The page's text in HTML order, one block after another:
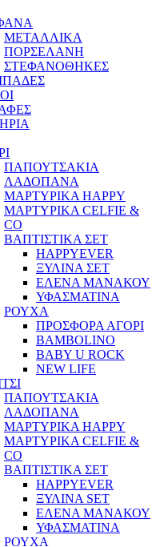
ΜΕΤΑΛΛΙΚΑ
ΠΟΡΣΕΛΑΝΗ
ΣΤΕΦΑΝΟΘΗΚΕΣ
ΠΑΠΟΥΤΣΑΚΙΑ
ΛΑΔΟΠΑΝΑ
ΜΑΡΤΥΡΙΚΑ HAPPY
ΜΑΡΤΥΡΙΚΑ CELFIE &
CO
ΒΑΠΤΙΣΤΙΚΑ ΣΕΤ
HAPPYEVER
ΞΥΛΙΝΑ ΣΕΤ
ΕΛΕΝΑ ΜΑΝΑΚΟΥ
ΥΦΑΣΜΑΤΙΝΑ
ΡΟΥΧΑ
ΠΡΟΣΦΟΡΑ ΑΓΟΡΙ
BAMBOLINO
BABY U ROCK
NEW LIFE
ΠΑΠΟΥΤΣΑΚΙΑ
ΛΑΔΟΠΑΝΑ
ΜΑΡΤΥΡΙΚΑ HAPPY
ΜΑΡΤΥΡΙΚΑ CELFIE &
CO
ΒΑΠΤΙΣΤΙΚΑ ΣΕΤ
HAPPYEVER
ΞΥΛΙΝΑ SET
ΕΛΕΝΑ ΜΑΝΑΚΟΥ
ΥΦΑΣΜΑΤΙΝΑ
ΡΟΥΧΑ